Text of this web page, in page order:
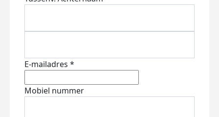
E-mailadres *
Mobiel nummer